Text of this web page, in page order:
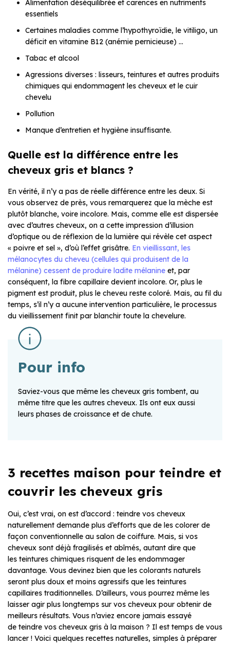
Alimentation déséquilibrée et carences en nutriments
essentiels
Certaines maladies comme l’hypothyroïdie, le vitiligo, un
déficit en vitamine B12 (anémie pernicieuse) …
Tabac et alcool
Agressions diverses : lisseurs, teintures et autres produits
chimiques qui endommagent les cheveux et le cuir
chevelu
Pollution
Manque d’entretien et hygiène insuffisante.
Quelle est la différence entre les
cheveux gris et blancs ?
En vérité, il n’y a pas de réelle différence entre les deux. Si
vous observez de près, vous remarquerez que la mèche est
plutôt blanche, voire incolore. Mais, comme elle est dispersée
avec d’autres cheveux, on a cette impression d’illusion
d’optique ou de réflexion de la lumière qui révèle cet aspect
« poivre et sel », d’où l’effet grisâtre. En vieillissant, les
mélanocytes du cheveu (cellules qui produisent de la
mélanine) cessent de produire ladite mélanine et, par
conséquent, la fibre capillaire devient incolore. Or, plus le
pigment est produit, plus le cheveu reste coloré. Mais, au fil du
temps, s’il n’y a aucune intervention particulière, le processus
du vieillissement finit par blanchir toute la chevelure.
Pour info
Saviez-vous que même les cheveux gris tombent, au
même titre que les autres cheveux. Ils ont eux aussi
leurs phases de croissance et de chute.
3 recettes maison pour teindre et
couvrir les cheveux gris
Oui, c’est vrai, on est d’accord : teindre vos cheveux
naturellement demande plus d’efforts que de les colorer de
façon conventionnelle au salon de coiffure. Mais, si vos
cheveux sont déjà fragilisés et abîmés, autant dire que
les teintures chimiques risquent de les endommager
davantage. Vous devinez bien que les colorants naturels
seront plus doux et moins agressifs que les teintures
capillaires traditionnelles. D’ailleurs, vous pourrez même les
laisser agir plus longtemps sur vos cheveux pour obtenir de
meilleurs résultats. Vous n’aviez encore jamais essayé
de teindre vos cheveux gris à la maison ? Il est temps de vous
lancer ! Voici quelques recettes naturelles, simples à préparer